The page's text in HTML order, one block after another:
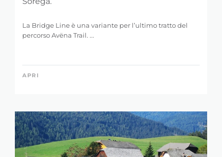
La Bridge Line è una variante per l’ultimo tratto del
percorso Avëna Trail. ...
APRI